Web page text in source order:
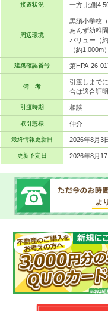
接道状況 一方 北側
周辺環境
黒須小学校
あんず幼稚
バリュー（
（約1,000m
建築確認番号 第HPA-26-
備 考
引渡しまで
合は適合証
引渡時期 相談
取引態様 仲介
最終情報更新日 2026年8月3
更新予定日 2026年8月17